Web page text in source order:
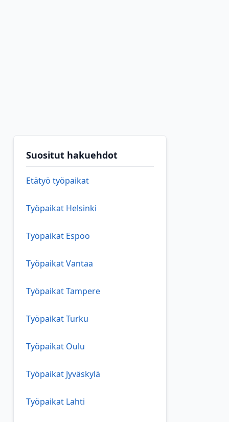
Suositut hakuehdot
Etätyö työpaikat
Työpaikat Helsinki
Työpaikat Espoo
Työpaikat Vantaa
Työpaikat Tampere
Työpaikat Turku
Työpaikat Oulu
Työpaikat Jyväskylä
Työpaikat Lahti